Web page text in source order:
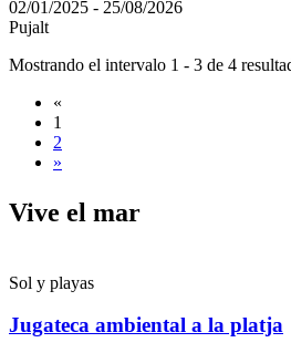
02/01/2025 - 25/08/2026
Pujalt
Mostrando el intervalo 1 - 3 de 4
«
1
2
»
Vive el mar
Sol y playas
Jugateca ambiental a la platja